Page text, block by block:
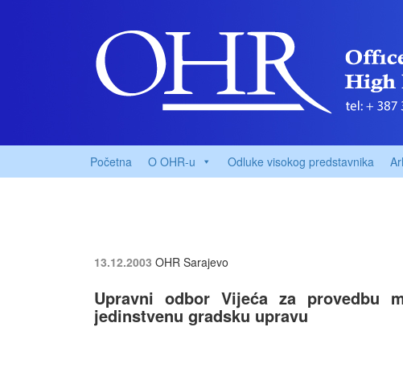
Početna O OHR-u Odluke visokog predstavnika
13.12.2003 OHR Sarajevo
Upravni odbor Vijeća za provedbu
jedinstvenu gradsku upravu